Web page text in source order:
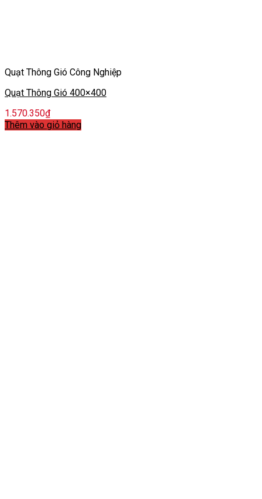
Quạt Thông Gió Công Nghiệp
Quạt Thông Gió 400×400
1.570.350₫
Thêm vào giỏ hàng